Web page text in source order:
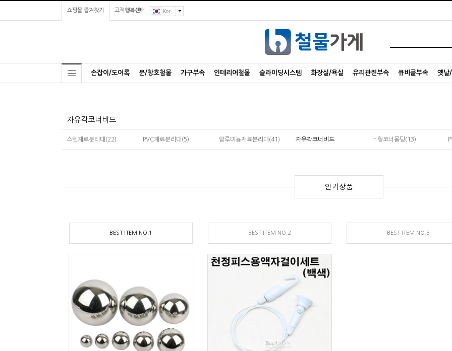
쇼핑몰 즐겨찾기 고객행복센터 Kor
손잡이/도어록 문/창호철물 가구부속 인테리어철물 슬라이딩시스템 화장실/욕실 유리관련부속 큐비클부속 옛날
자유각코너비드
스텐재료분리대(22) PVC재료분리대(5) 알루미늄재료분리대(41) 자유각코너비드 ㄱ형코너몰딩(13)
인기상품
BEST ITEM NO.1 BEST ITEM NO.2 BEST ITEM NO.3